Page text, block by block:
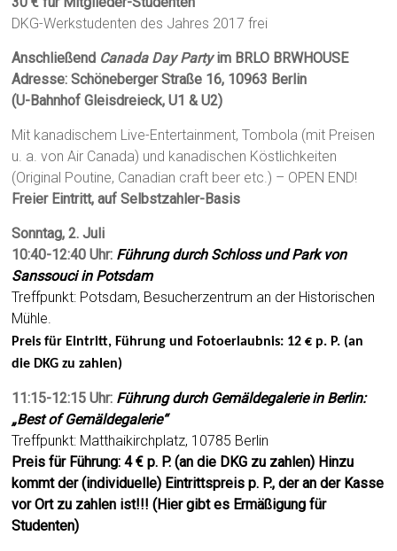
DKG-Werkstudenten des Jahres 2017 frei
Anschließend Canada Day Partyim BRLO BRWHOUSE
Adresse: Schöneberger Straße 16, 10963 Berlin
(U-Bahnhof Gleisdreieck, U1 & U2)
Mit kanadischem Live-Entertainment, Tombola (mit Preisen
u. a. von Air Canada) und kanadischen Köstlichkeiten
(Original Poutine, Canadian craft beer etc.) – OPEN END!
Freier Eintritt, auf Selbstzahler-Basis
Sonntag, 2. Juli
10:40-12:40 Uhr: Führung durch Schloss und Park von
Sanssouci in Potsdam
Treffpunkt: Potsdam, Besucherzentrum an der Historischen
Mühle.
Preis für Eintritt, Führung und Fotoerlaubnis: 12 € p. P. (an
die DKG zu zahlen)
11:15-12:15 Uhr: Führung durch Gemäldegalerie in Berlin:
„Best of Gemäldegalerie“
Treffpunkt: Matthaikirchplatz, 10785 Berlin
Preis für Führung: 4 € p. P. (an die DKG zu zahlen) Hinzu
kommt der (individuelle) Eintrittspreis p. P., der an der Kasse
vor Ort zu zahlen ist!!! (Hier gibt es Ermäßigung für
Studenten)